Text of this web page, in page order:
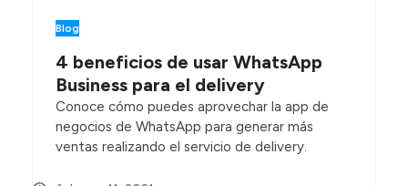
Blog
4 beneficios de usar WhatsApp
Business para el delivery
Conoce cómo puedes aprovechar la app de
negocios de WhatsApp para generar más
ventas realizando el servicio de delivery.